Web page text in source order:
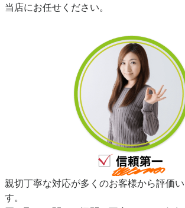
当店にお任せください。
親切丁寧な対応が多くのお客様から評価
す。